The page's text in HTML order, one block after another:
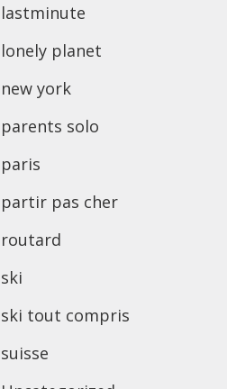
lastminute
lonely planet
new york
parents solo
paris
partir pas cher
routard
ski
ski tout compris
suisse